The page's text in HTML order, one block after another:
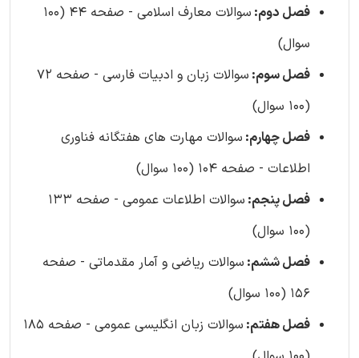
فصل دوم:
سوالات معارف اسلامی - صفحه 44 (100
سوال)
فصل سوم:
سوالات زبان و ادبیات فارسی - صفحه 72
(100 سوال)
فصل چهارم: سوالات مهارت های هفتگانه فناوری
اطلاعات - صفحه 104 (100 سوال)
فصل پنجم:
سوالات اطلاعات عمومی - صفحه 133
(100 سوال)
فصل ششم: سوالات ریاضی و آمار مقدماتی - صفحه
156 (100 سوال)
فصل هفتم:
سوالات زبان انگلیسی عمومی - صفحه 185